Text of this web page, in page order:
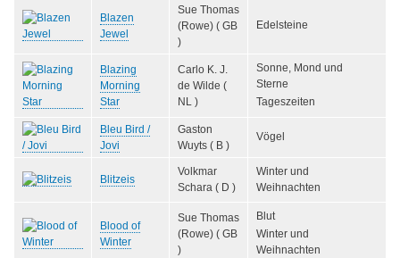
Blazen
Jewel
Sue Thomas
(Rowe) ( GB
)
Edelsteine
Blazing
Morning
Star
Carlo K. J.
de Wilde (
NL )
Sonne, Mond und
Sterne
Tageszeiten
Bleu Bird /
Jovi
Gaston
Wuyts ( B )
Vögel
Blitzeis
Volkmar
Schara ( D )
Winter und
Weihnachten
Blood of
Winter
Sue Thomas
(Rowe) ( GB
)
Blut
Winter und
Weihnachten